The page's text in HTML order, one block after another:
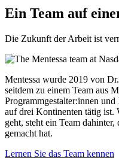
Ein Team auf
Die Zukunft der Arbeit ist
Mentessa wurde 2019 von
seitdem zu einem Team aus
Programmgestalter:innen
auf drei Kontinenten tätig ist.
geht, steht ein Team
gemacht hat.
Lernen Sie das Team kennen